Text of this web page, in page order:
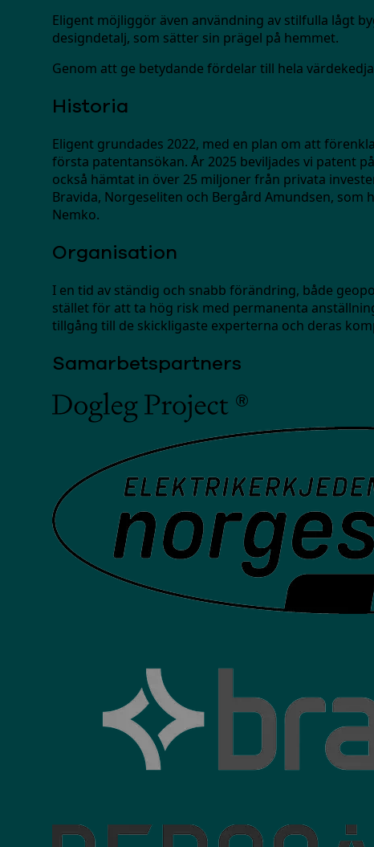
Eligent möjliggör även användning av stilfulla lågt
designdetalj, som sätter sin prägel på hemmet.
Genom att ge betydande fördelar till hela
Historia
Eligent grundades 2022, med en plan om att
första patentansökan. År 2025 beviljades vi patent
också hämtat in över 25 miljoner från privata
Bravida, Norgeseliten och Bergård Amundsen,
Nemko.
Organisation
I en tid av ständig och snabb förändring, både
stället för att ta hög risk med permanenta
tillgång till de skickligaste experterna och deras
Samarbetspartners